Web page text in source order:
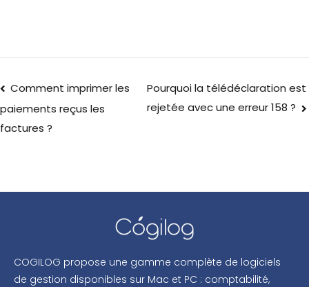
Comment imprimer les
paiements reçus les
factures ?
Pourquoi la télédéclaration est
rejetée avec une erreur 158 ?
COGILOG propose une gamme complète de logiciels
de gestion disponibles sur Mac et PC : comptabilité,